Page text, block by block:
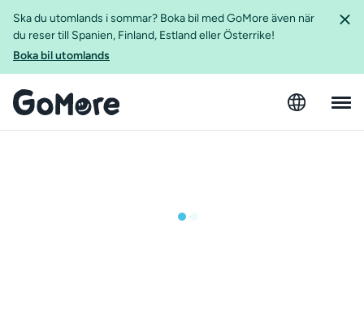
Ska du utomlands i sommar? Boka bil med GoMore även när
du reser till Spanien, Finland, Estland eller Österrike!
Boka bil utomlands